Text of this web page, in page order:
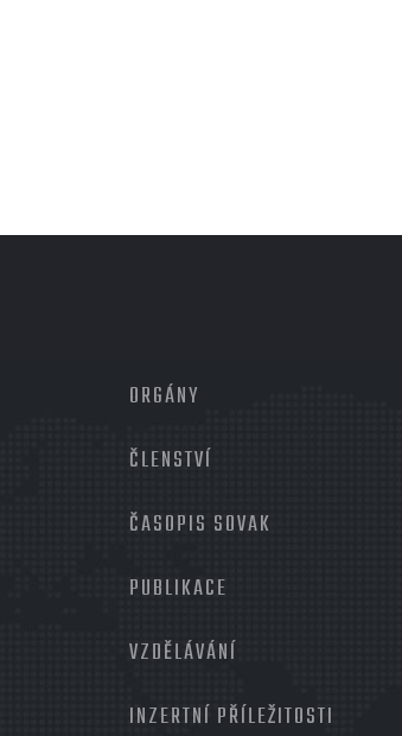
ORGÁNY
ČLENSTVÍ
ČASOPIS SOVAK
PUBLIKACE
VZDĚLÁVÁNÍ
INZERTNÍ PŘÍLEŽITOSTI